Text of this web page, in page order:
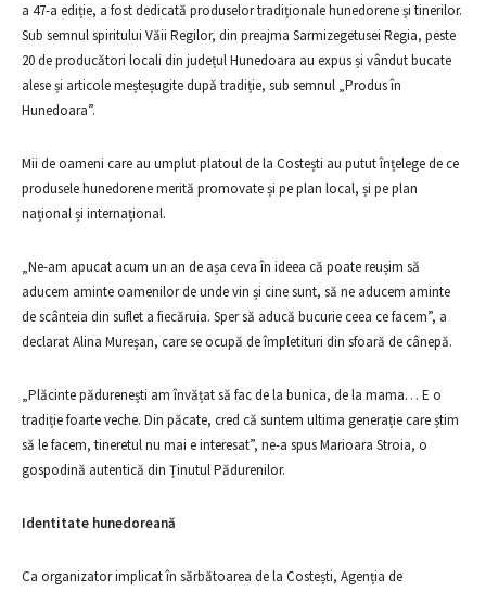
a 47-a ediție, a fost dedicată produselor tradiționale hunedorene și tinerilor.
Sub semnul spiritului Văii Regilor, din preajma Sarmizegetusei Regia, peste
20 de producători locali din județul Hunedoara au expus și vândut bucate
alese și articole meșteșugite după tradiție, sub semnul „Produs în
Hunedoara”.
Mii de oameni care au umplut platoul de la Costești au putut înțelege de ce
produsele hunedorene merită promovate și pe plan local, și pe plan
național și internațional.
„Ne-am apucat acum un an de așa ceva în ideea că poate reușim să
aducem aminte oamenilor de unde vin și cine sunt, să ne aducem aminte
de scânteia din suflet a fiecăruia. Sper să aducă bucurie ceea ce facem”, a
declarat Alina Mureșan, care se ocupă de împletituri din sfoară de cânepă.
„Plăcinte pădurenești am învățat să fac de la bunica, de la mama… E o
tradiție foarte veche. Din păcate, cred că suntem ultima generație care știm
să le facem, tineretul nu mai e interesat”, ne-a spus Marioara Stroia, o
gospodină autentică din Ținutul Pădurenilor.
Identitate hunedoreană
Ca organizator implicat în sărbătoarea de la Costești, Agenția de